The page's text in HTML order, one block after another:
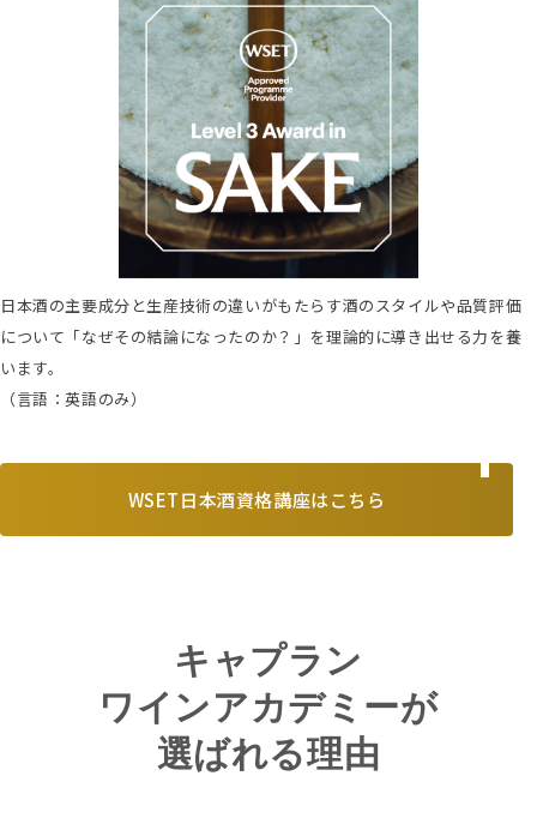
日本酒の主要成分と生産技術の違いがもたらす酒のスタイルや品質評価
について「なぜその結論になったのか？」を理論的に導き出せる力を養
います。
（言語：英語のみ）
WSET日本酒資格講座はこちら
キャプラン
ワインアカデミーが
選ばれる理由